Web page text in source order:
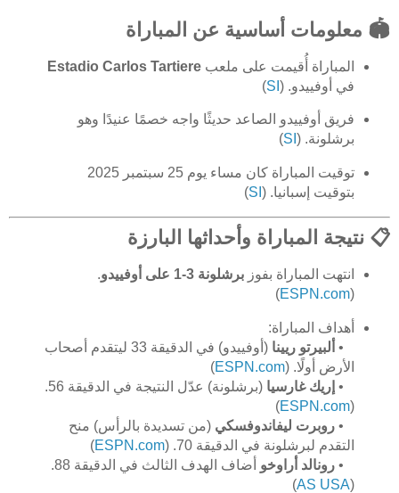
🏟️ معلومات أساسية عن المباراة
المباراة أُقيمت على ملعب Estadio Carlos Tartiere
في أوفييدو. (SI
)
فريق أوفييدو الصاعد حديثًا واجه خصمًا عنيدًا وهو
برشلونة. (SI
)
توقيت المباراة كان مساء يوم 25 سبتمبر 2025
بتوقيت إسبانيا. (SI
)
📋 نتيجة المباراة وأحداثها البارزة
انتهت المباراة بفوز برشلونة 3-1 على أوفييدو
.
(
ESPN.com
)
أهداف المباراة:
• ألبيرتو ريينا
(أوفييدو) في الدقيقة 33 ليتقدم أصحاب
الأرض أولًا. (ESPN.com
)
• إريك غارسيا
(برشلونة) عدّل النتيجة في الدقيقة 56.
(
ESPN.com
)
• روبرت ليفاندوفسكي (من تسديدة بالرأس) منح
التقدم لبرشلونة في الدقيقة 70. (
ESPN.com
)
• رونالد أراوخو
أضاف الهدف الثالث في الدقيقة 88.
(
AS USA
)